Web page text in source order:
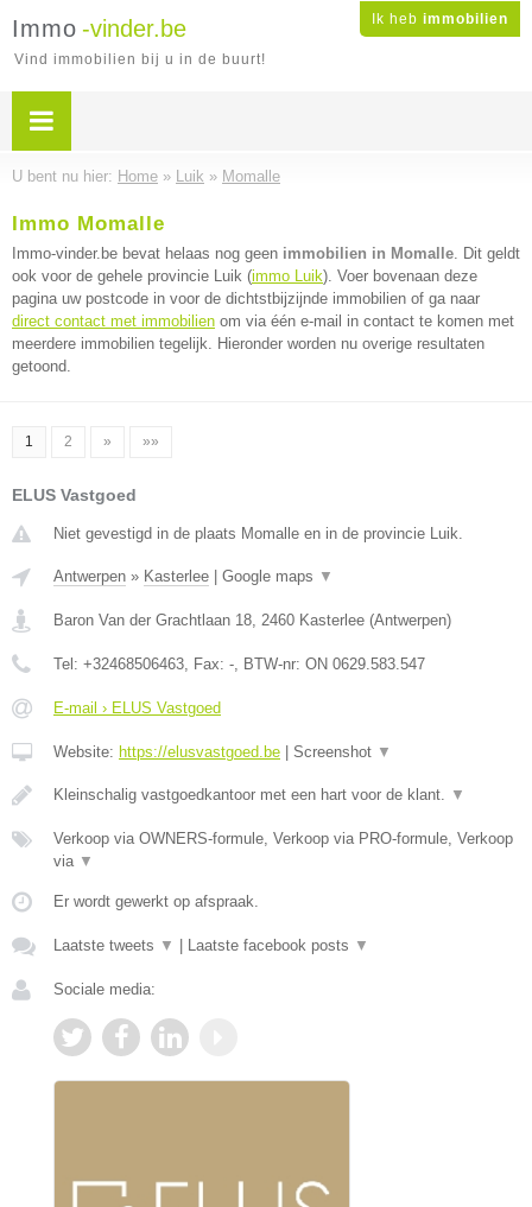
Ik heb immobilien
Immo -vinder.be
Vind immobilien bij u in de buurt!
U bent nu hier: Home » Luik » Momalle
Immo Momalle
Immo-vinder.be bevat helaas nog geen immobilien in Momalle. Dit geldt
ook voor de gehele provincie Luik (immo Luik). Voer bovenaan deze
pagina uw postcode in voor de dichtstbijzijnde immobilien of ga naar
direct contact met immobilien om via één e-mail in contact te komen met
meerdere immobilien tegelijk. Hieronder worden nu overige resultaten
getoond.
1 2 » »»
ELUS Vastgoed
Niet gevestigd in de plaats Momalle en in de provincie Luik.
Antwerpen » Kasterlee Google maps ▼
Baron Van der Grachtlaan 18, 2460 Kasterlee (Antwerpen)
Tel: +32468506463, Fax: -, BTW-nr: ON 0629.583.547
E-mail › ELUS Vastgoed
Website: https://elusvastgoed.be Screenshot ▼
Kleinschalig vastgoedkantoor met een hart voor de klant. ▼
Verkoop via OWNERS-formule, Verkoop via PRO-formule, Verkoop
via ▼
Er wordt gewerkt op afspraak.
Laatste tweets ▼ Laatste facebook posts ▼
Sociale media: